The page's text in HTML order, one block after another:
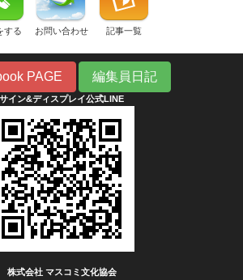
する お問い合わせ 記事一覧
PAGE 編集員日記
サイン&ディスプレイ公式LINE
株式会社 マスコミ文化協会